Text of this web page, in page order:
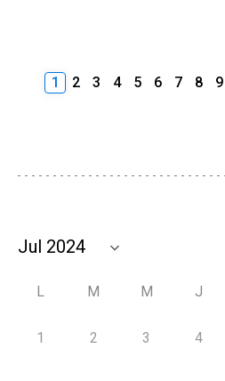
1 2 3 4 5 6 7 8 9
L M M J
1 2 3 4